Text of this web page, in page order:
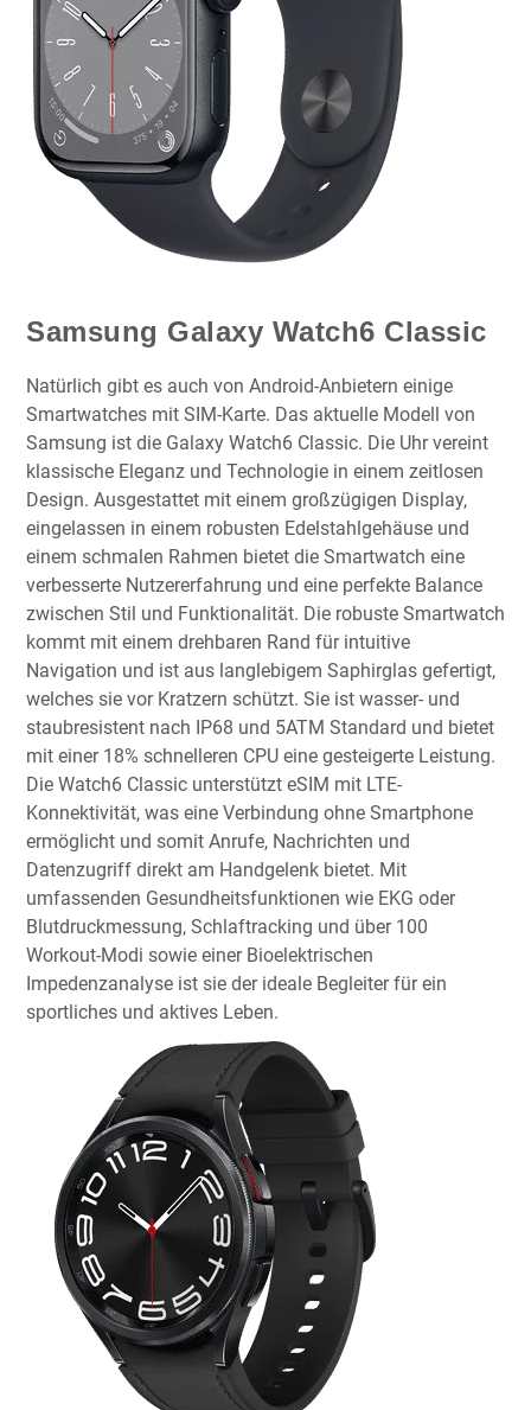
Samsung Galaxy Watch6 Classic
Natürlich gibt es auch von Android-Anbietern einige
Smartwatches mit SIM-Karte. Das aktuelle Modell von
Samsung ist die Galaxy Watch6 Classic. Die Uhr vereint
klassische Eleganz und Technologie in einem zeitlosen
Design. Ausgestattet mit einem großzügigen Display,
eingelassen in einem robusten Edelstahlgehäuse und
einem schmalen Rahmen bietet die Smartwatch eine
verbesserte Nutzererfahrung und eine perfekte Balance
zwischen Stil und Funktionalität. Die robuste Smartwatch
kommt mit einem drehbaren Rand für intuitive
Navigation und ist aus langlebigem Saphirglas gefertigt,
welches sie vor Kratzern schützt. Sie ist wasser- und
staubresistent nach IP68 und 5ATM Standard und bietet
mit einer 18% schnelleren CPU eine gesteigerte Leistung.
Die Watch6 Classic unterstützt eSIM mit LTE-
Konnektivität, was eine Verbindung ohne Smartphone
ermöglicht und somit Anrufe, Nachrichten und
Datenzugriff direkt am Handgelenk bietet. Mit
umfassenden Gesundheitsfunktionen wie EKG oder
Blutdruckmessung, Schlaftracking und über 100
Workout-Modi sowie einer Bioelektrischen
Impedenzanalyse ist sie der ideale Begleiter für ein
sportliches und aktives Leben.